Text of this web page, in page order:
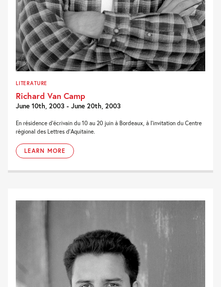
LITERATURE
Richard Van Camp
June 10th, 2003 - June 20th, 2003
En résidence d'écrivain du 10 au 20 juin à Bordeaux, à l'invitation du Centre
régional des Lettres d'Aquitaine.
LEARN MORE